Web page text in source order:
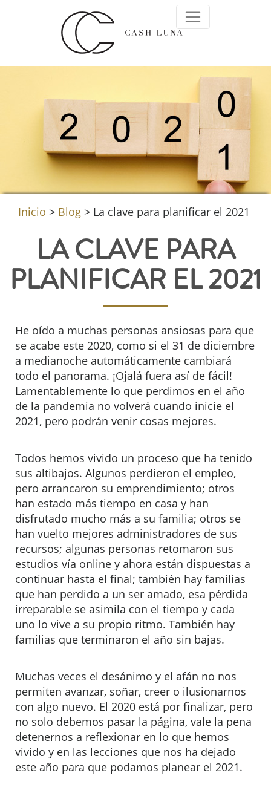
Inicio > Blog > La clave para planificar el 2021
LA CLAVE PARA
PLANIFICAR EL 2021
He oído a muchas personas ansiosas para que
se acabe este 2020, como si el 31 de diciembre
a medianoche automáticamente cambiará
todo el panorama. ¡Ojalá fuera así de fácil!
Lamentablemente lo que perdimos en el año
de la pandemia no volverá cuando inicie el
2021, pero podrán venir cosas mejores.
Todos hemos vivido un proceso que ha tenido
sus altibajos. Algunos perdieron el empleo,
pero arrancaron su emprendimiento; otros
han estado más tiempo en casa y han
disfrutado mucho más a su familia; otros se
han vuelto mejores administradores de sus
recursos; algunas personas retomaron sus
estudios vía online y ahora están dispuestas a
continuar hasta el final; también hay familias
que han perdido a un ser amado, esa pérdida
irreparable se asimila con el tiempo y cada
uno lo vive a su propio ritmo. También hay
familias que terminaron el año sin bajas.
Muchas veces el desánimo y el afán no nos
permiten avanzar, soñar, creer o ilusionarnos
con algo nuevo. El 2020 está por finalizar, pero
no solo debemos pasar la página, vale la pena
detenernos a reflexionar en lo que hemos
vivido y en las lecciones que nos ha dejado
este año para que podamos planear el 2021.